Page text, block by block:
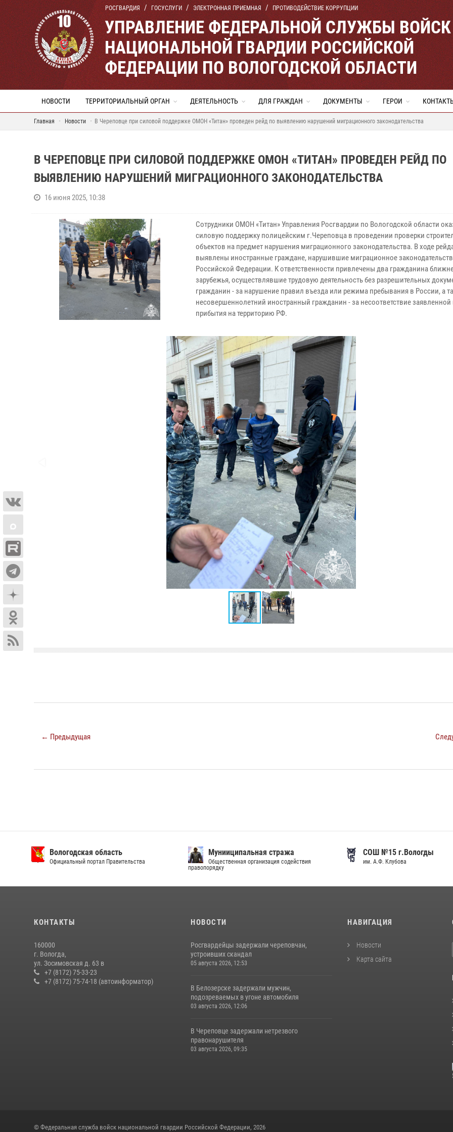
РОСГВАРДИЯ ГОСУСЛУГИ ЭЛЕКТРОННАЯ ПРИЕМНАЯ ПРОТИВОДЕЙСТВИЕ КОРРУПЦИИ
УПРАВЛЕНИЕ ФЕДЕРАЛЬНОЙ СЛУЖБЫ ВОЙСК
НАЦИОНАЛЬНОЙ ГВАРДИИ РОССИЙСКОЙ
ФЕДЕРАЦИИ ПО ВОЛОГОДСКОЙ ОБЛАСТИ
НОВОСТИ ТЕРРИТОРИАЛЬНЫЙ ОРГАН ДЕЯТЕЛЬНОСТЬ ДЛЯ ГРАЖДАН ДОКУМЕНТЫ ГЕРОИ
Главная Новости В Череповце при силовой поддержке ОМОН «Титан» проведен рейд по выявлению нарушений миграционного законодательства
В ЧЕРЕПОВЦЕ ПРИ СИЛОВОЙ ПОДДЕРЖКЕ ОМОН «ТИТАН» ПРОВЕДЕН РЕЙД ПО
ВЫЯВЛЕНИЮ НАРУШЕНИЙ МИГРАЦИОННОГО ЗАКОНОДАТЕЛЬСТВА
16 июня 2025, 10:38
Сотрудники ОМОН «Титан» Управления Росгвардии по Вологодской области
силовую поддержку полицейским г.Череповца в проведении проверки
объектов на предмет нарушения миграционного законодательства. В ходе
выявлены иностранные граждане, нарушившие миграционное
Российской Федерации. К ответственности привлечены два гражданина
зарубежья, осуществлявшие трудовую деятельность без разрешительных
гражданин - за нарушение правил въезда или режима пребывания в России, а
несовершеннолетний иностранный гражданин - за несоответствие заявленной
прибытия на территорию РФ.
← Предыдущая
Вологодская область
Официальный портал Правительства
Мунииципальная стража
Общественная организация содействия
правопорядку
СОШ №15 г.Вологды
им. А.Ф. Клубова
КОНТАКТЫ
160000
г. Вологда,
ул. Зосимовская д. 63 в
+7 (8172) 75-33-23
+7 (8172) 75-74-18 (автоинформатор)
НОВОСТИ
Росгвардейцы задержали череповчан,
устроивших скандал
05 августа 2026, 12:53
В Белозерске задержали мужчин,
подозреваемых в угоне автомобиля
03 августа 2026, 12:06
В Череповце задержали нетрезвого
правонарушителя
03 августа 2026, 09:35
НАВИГАЦИЯ
Новости
Карта сайта
© Федеральная служба войск национальной гвардии Российской Федерации, 2026